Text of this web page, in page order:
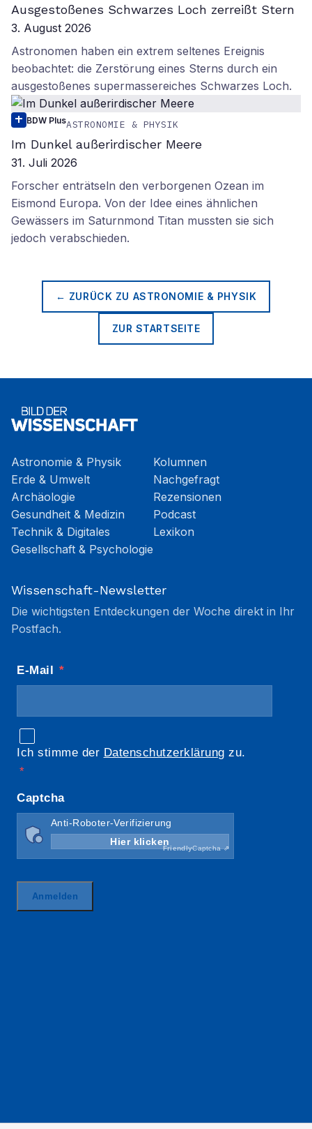
Ausgestoßenes Schwarzes Loch zerreißt Stern
3. August 2026
Astronomen haben ein extrem seltenes Ereignis
beobachtet: die Zerstörung eines Sterns durch ein
ausgestoßenes supermassereiches Schwarzes Loch.
BDW PlusASTRONOMIE & PHYSIK
Im Dunkel außerirdischer Meere
31. Juli 2026
Forscher enträtseln den verborgenen Ozean im
Eismond Europa. Von der Idee eines ähnlichen
Gewässers im Saturnmond Titan mussten sie sich
jedoch verabschieden.
← ZURÜCK ZU ASTRONOMIE & PHYSIK
ZUR STARTSEITE
Astronomie & Physik
Erde & Umwelt
Archäologie
Gesundheit & Medizin
Technik & Digitales
Gesellschaft & Psychologie
Kolumnen
Nachgefragt
Rezensionen
Podcast
Lexikon
Wissenschaft-Newsletter
Die wichtigsten Entdeckungen der Woche direkt in Ihr
Postfach.